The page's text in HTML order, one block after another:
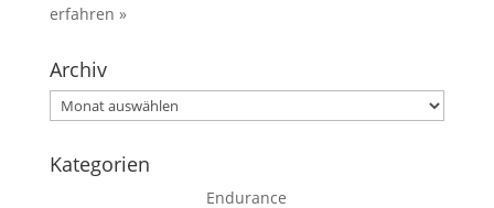
erfahren »
Archiv
Archiv
Kategorien
Endurance